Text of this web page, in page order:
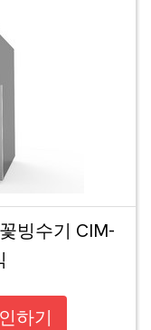
빙수기 CIM-
하기